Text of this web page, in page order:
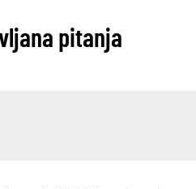
pitanja